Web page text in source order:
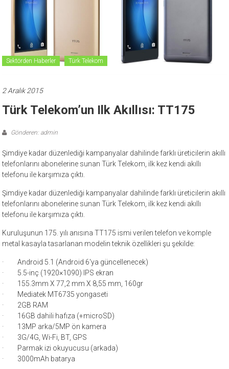
Sektörden Haberler Türk Telekom
2 Aralık 2015
Türk Telekom’un Ilk Akıllısı: TT175
Gönderen: admin
Şimdiye kadar düzenlediği kampanyalar dahilinde farklı üreticilerin akıllı
telefonlarını abonelerine sunan Türk Telekom, ilk kez kendi akıllı
telefonu ile karşımıza çıktı.
Şimdiye kadar düzenlediği kampanyalar dahilinde farklı üreticilerin akıllı
telefonlarını abonelerine sunan Türk Telekom, ilk kez kendi akıllı
telefonu ile karşımıza çıktı.
Kuruluşunun 175. yılı anısına TT175 ismi verilen telefon ve komple
metal kasayla tasarlanan modelin teknik özellikleri şu şekilde:
· Android 5.1 (Android 6'ya güncellenecek)
· 5.5-inç (1920×1090) IPS ekran
· 155.3mm X 77,2 mm X 8,55 mm, 160gr
· Mediatek MT6735 yongaseti
· 2GB RAM
· 16GB dahili hafıza (+microSD)
· 13MP arka/5MP ön kamera
· 3G/4G, Wi-Fi, BT, GPS
· Parmak izi okuyucusu (arkada)
· 3000mAh batarya